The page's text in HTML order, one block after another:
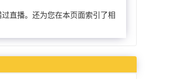
直播。还为您在本页面索引了相